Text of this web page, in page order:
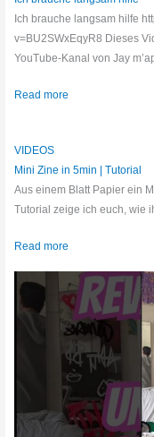
Ich brauche langsam hilfe
v=BU2SWxEqyR8 Dieses
YouTube-Kanal von Jay
Read more
VIDEOS
Mini Zine in 5min | Tutorial
Aus einem Blatt Papier ein
Tutorial zeige ich euch, wie
Read more